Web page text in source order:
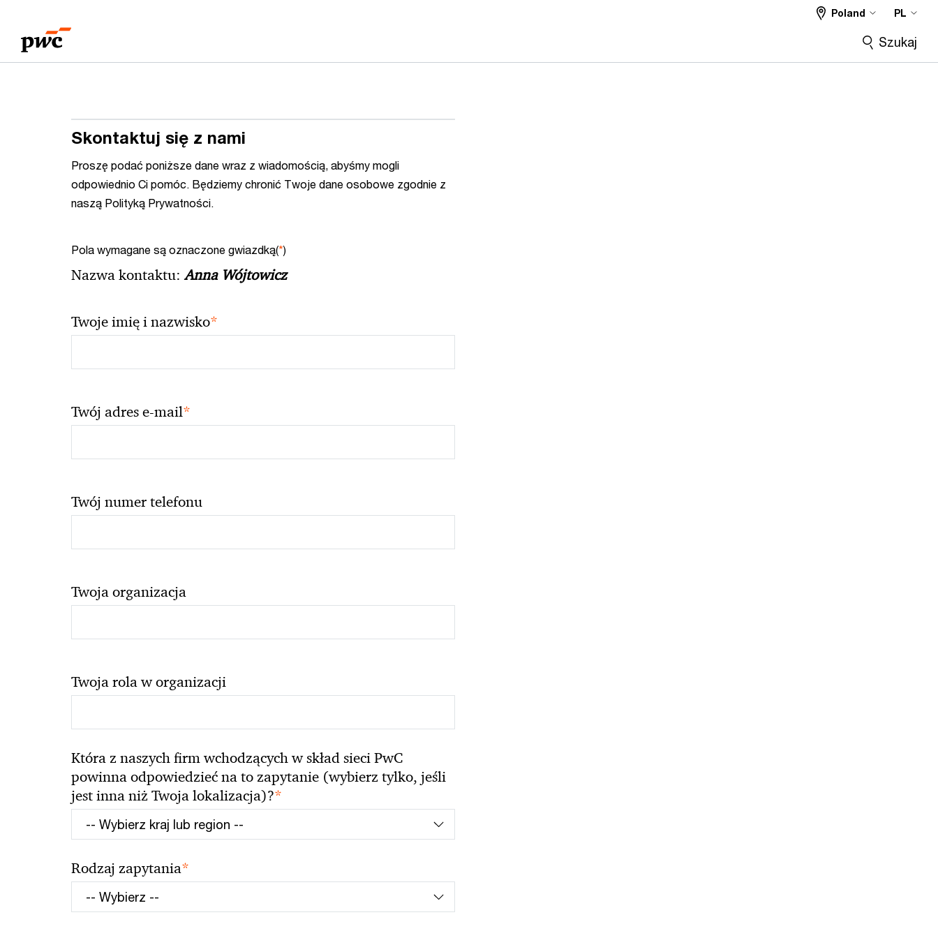
treści
stopki
Poland PL
Szukaj
Skontaktuj się z nami
Proszę podać poniższe dane wraz z wiadomością, abyśmy mogli
odpowiednio Ci pomóc. Będziemy chronić Twoje dane osobowe zgodnie z
naszą Polityką Prywatności.
Pola wymagane są oznaczone gwiazdką(*)
Nazwa kontaktu:Anna Wójtowicz
Twoje imię i nazwisko*
Twój adres e-mail*
Twój numer telefonu
Twoja organizacja
Twoja rola w organizacji
Która z naszych firm wchodzących w skład sieci PwC
powinna odpowiedzieć na to zapytanie (wybierz tylko, jeśli
jest inna niż Twoja lokalizacja)?*
Rodzaj zapytania*